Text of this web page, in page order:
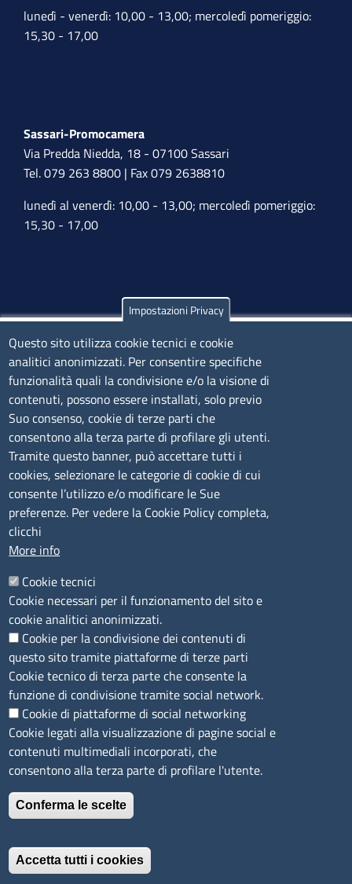
lunedì - venerdì: 10,00 - 13,00; mercoledì pomeriggio:
15,30 - 17,00
Sassari-Promocamera
Via Predda Niedda, 18 - 07100 Sassari
Tel. 079 263 8800 | Fax 079 2638810
lunedì al venerdì: 10,00 - 13,00; mercoledì pomeriggio:
15,30 - 17,00
Olbia
Via Nanni 43 - 07026 Olbia
Tel. 0789 66122 | 0789 69580
mail:ufficio.olbia@ss.camcom.it
lunedì al venerdì: 9,00 - 12,00; lunedì pomeriggio: 16,00
- 17,00
CONTATTI
Camera di Commercio, Industria, Artigianato e
Agricoltura di Sassari
P.IVA01047570906
Codice Fiscale 80000930901
Codice Univoco per le fatture elettroniche
LINK UTILI
Segnalazione di illecito
Amministrazione Trasparente
Accesso riservato
Mappa del sito
È un servizio realizzato da
Impostazioni Privacy
Questo sito utilizza cookie tecnici e cookie
analitici anonimizzati. Per consentire specifiche
funzionalità quali la condivisione e/o la visione di
contenuti, possono essere installati, solo previo
Suo consenso, cookie di terze parti che
consentono alla terza parte di profilare gli utenti.
Tramite questo banner, può accettare tutti i
cookies, selezionare le categorie di cookie di cui
consente l’utilizzo e/o modificare le Sue
preferenze. Per vedere la Cookie Policy completa,
clicchi
More info
Cookie tecnici
Cookie necessari per il funzionamento del sito e
cookie analitici anonimizzati.
Cookie per la condivisione dei contenuti di
questo sito tramite piattaforme di terze parti
Cookie tecnico di terza parte che consente la
funzione di condivisione tramite social network.
Cookie di piattaforme di social networking
Cookie legati alla visualizzazione di pagine social e
contenuti multimediali incorporati, che
consentono alla terza parte di profilare l'utente.
Conferma le scelte
Accetta tutti i cookies